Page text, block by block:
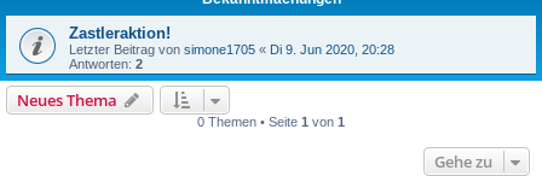
Zastleraktion!
Letzter Beitrag von simone1705 « Di 9. Jun 2020, 20:28
Antworten: 2
Neues Thema
0 Themen • Seite 1 von 1
Gehe zu